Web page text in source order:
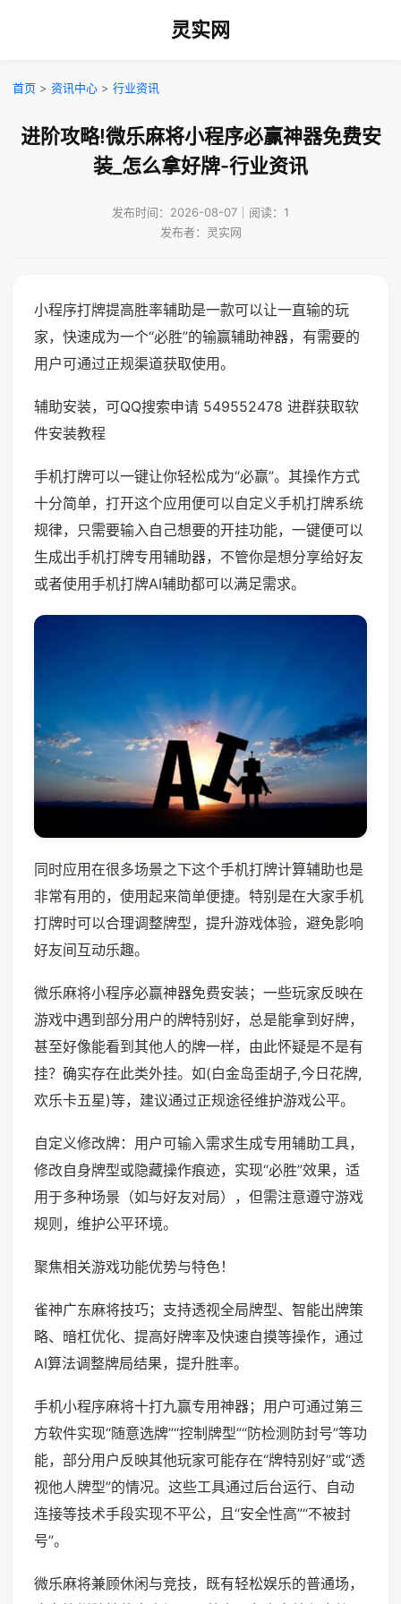
灵实网
首页 > 资讯中心 > 行业资讯
进阶攻略!微乐麻将小程序必赢神器免费安
装_怎么拿好牌-行业资讯
发布时间：2026-08-07｜阅读：1
发布者：灵实网
小程序打牌提高胜率辅助是一款可以让一直输的玩
家，快速成为一个“必胜”的输赢辅助神器，有需要的
用户可通过正规渠道获取使用。
辅助安装，可QQ搜索申请 549552478 进群获取软
件安装教程
手机打牌可以一键让你轻松成为“必赢”。其操作方式
十分简单，打开这个应用便可以自定义手机打牌系统
规律，只需要输入自己想要的开挂功能，一键便可以
生成出手机打牌专用辅助器，不管你是想分享给好友
或者使用手机打牌AI辅助都可以满足需求。
同时应用在很多场景之下这个手机打牌计算辅助也是
非常有用的，使用起来简单便捷。特别是在大家手机
打牌时可以合理调整牌型，提升游戏体验，避免影响
好友间互动乐趣。
微乐麻将小程序必赢神器免费安装；一些玩家反映在
游戏中遇到部分用户的牌特别好，总是能拿到好牌，
甚至好像能看到其他人的牌一样，由此怀疑是不是有
挂？确实存在此类外挂。如(白金岛歪胡子,今日花牌,
欢乐卡五星)等，建议通过正规途径维护游戏公平。
自定义修改牌：用户可输入需求生成专用辅助工具，
修改自身牌型或隐藏操作痕迹，实现“必胜”效果，适
用于多种场景（如与好友对局），但需注意遵守游戏
规则，维护公平环境。
聚焦相关游戏功能优势与特色！
雀神广东麻将技巧；支持透视全局牌型、智能出牌策
略、暗杠优化、提高好牌率及快速自摸等操作，通过
AI算法调整牌局结果，提升胜率。
手机小程序麻将十打九赢专用神器；用户可通过第三
方软件实现“随意选牌”“控制牌型”“防检测防封号”等功
能，部分用户反映其他玩家可能存在“牌特别好”或“透
视他人牌型”的情况。这些工具通过后台运行、自动
连接等技术手段实现不平公，且“安全性高”“不被封
号”。
微乐麻将兼顾休闲与竞技，既有轻松娱乐的普通场，